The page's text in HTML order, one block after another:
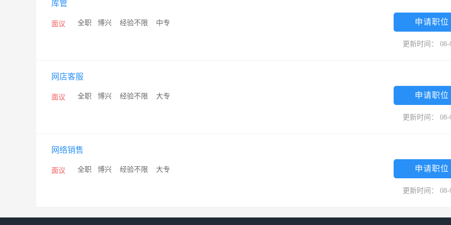
库管
面议 全职 博兴 经验不限 中专 申请职位
更新时间： 08-
网店客服
面议 全职 博兴 经验不限 大专 申请职位
更新时间： 08-
网络销售
面议 全职 博兴 经验不限 大专 申请职位
更新时间： 08-